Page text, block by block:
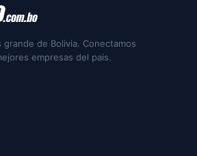
grande de Bolivia. Conectamos
empresas del pais.